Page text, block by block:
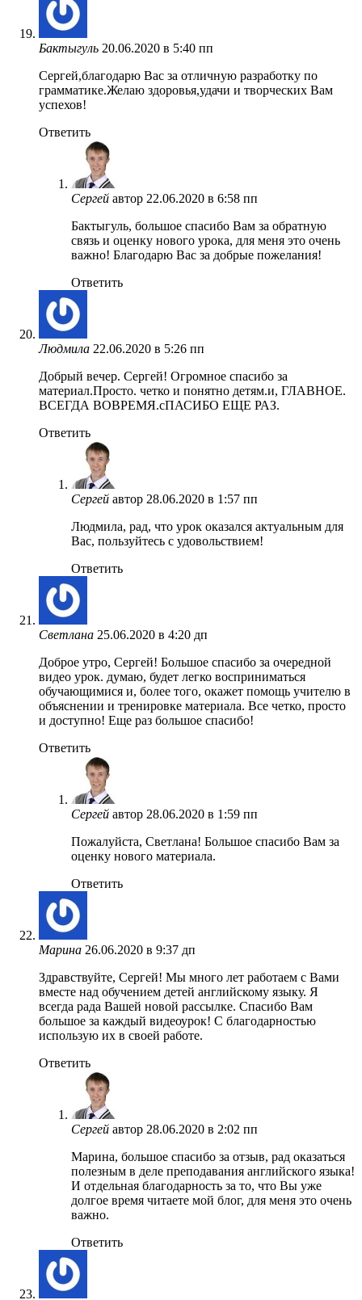
Бактыгуль 20.06.2020 в 5:40 пп
Сергей,благодарю Вас за отличную разработку по
грамматике.Желаю здоровья,удачи и творческих Вам
успехов!
Ответить
Сергей автор 22.06.2020 в 6:58 пп
Бактыгуль, большое спасибо Вам за обратную
связь и оценку нового урока, для меня это очень
важно! Благодарю Вас за добрые пожелания!
Ответить
Людмила 22.06.2020 в 5:26 пп
Добрый вечер. Сергей! Огромное спасибо за
материал.Просто. четко и понятно детям.и, ГЛАВНОЕ.
ВСЕГДА ВОВРЕМЯ.сПАСИБО ЕЩЕ РАЗ.
Ответить
Сергей автор 28.06.2020 в 1:57 пп
Людмила, рад, что урок оказался актуальным для
Вас, пользуйтесь с удовольствием!
Ответить
Светлана 25.06.2020 в 4:20 дп
Доброе утро, Сергей! Большое спасибо за очередной
видео урок. думаю, будет легко восприниматься
обучающимися и, более того, окажет помощь учителю в
объяснении и тренировке материала. Все четко, просто
и доступно! Еще раз большое спасибо!
Ответить
Сергей автор 28.06.2020 в 1:59 пп
Пожалуйста, Светлана! Большое спасибо Вам за
оценку нового материала.
Ответить
Марина 26.06.2020 в 9:37 дп
Здравствуйте, Сергей! Мы много лет работаем с Вами
вместе над обучением детей английскому языку. Я
всегда рада Вашей новой рассылке. Спасибо Вам
большое за каждый видеоурок! С благодарностью
использую их в своей работе.
Ответить
Сергей автор 28.06.2020 в 2:02 пп
Марина, большое спасибо за отзыв, рад оказаться
полезным в деле преподавания английского языка!
И отдельная благодарность за то, что Вы уже
долгое время читаете мой блог, для меня это очень
важно.
Ответить